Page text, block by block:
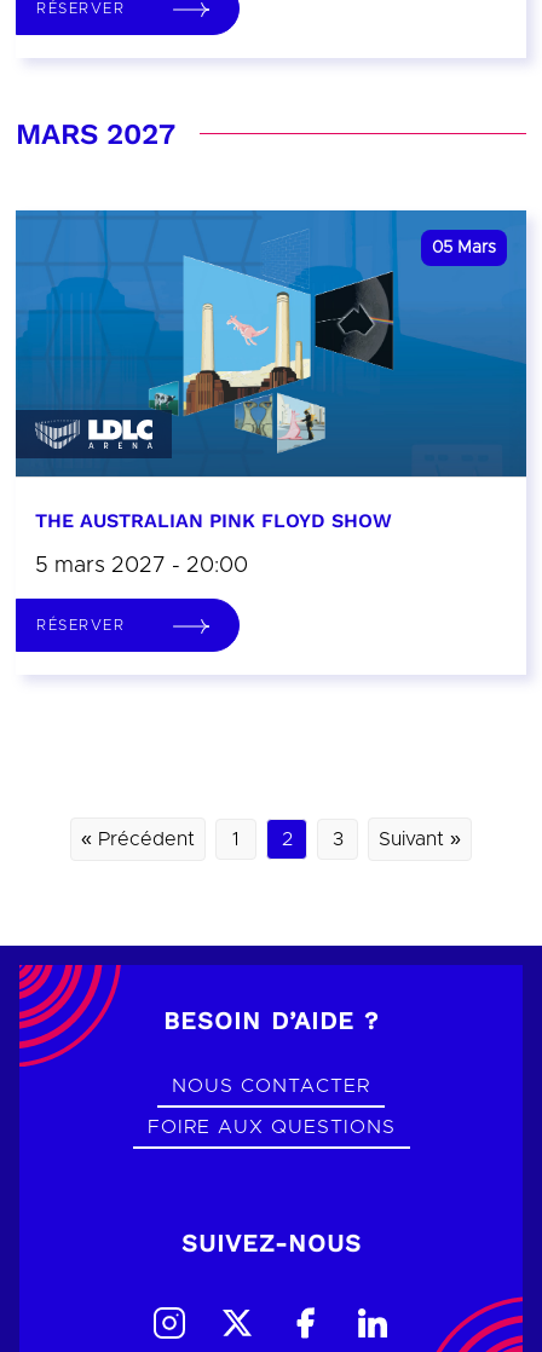
RÉSERVER
MARS 2027
05 Mars
THE AUSTRALIAN PINK FLOYD SHOW
5 mars 2027 - 20:00
RÉSERVER
« Précédent 1 2 3 Suivant »
BESOIN D’AIDE ?
NOUS CONTACTER
FOIRE AUX QUESTIONS
SUIVEZ-NOUS